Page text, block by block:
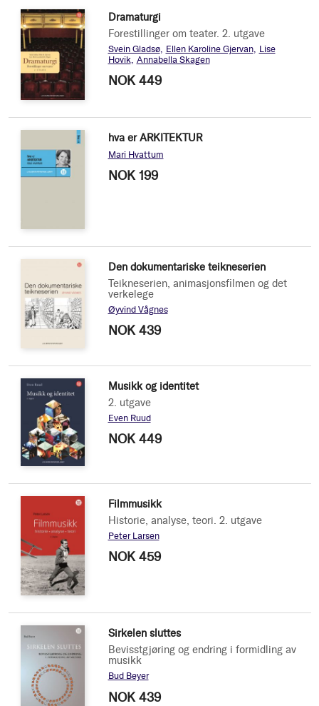
Dramaturgi
Forestillinger om teater. 2. utgave
Svein Gladsø Ellen Karoline Gjervan
Lise
Hovik Annabella Skagen
NOK 449
hva er ARKITEKTUR
Mari Hvattum
NOK 199
Den dokumentariske teikneserien
Teikneserien, animasjonsfilmen og det
verkelege
Øyvind Vågnes
NOK 439
Musikk og identitet
2. utgave
Even Ruud
NOK 449
Filmmusikk
Historie, analyse, teori. 2. utgave
Peter Larsen
NOK 459
Sirkelen sluttes
Bevisstgjøring og endring i formidling av
musikk
Bud Beyer
NOK 439